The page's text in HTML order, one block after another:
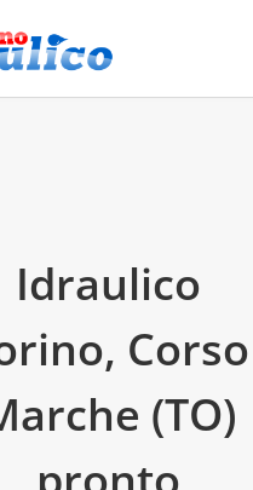
Idraulico
Corso
(TO)